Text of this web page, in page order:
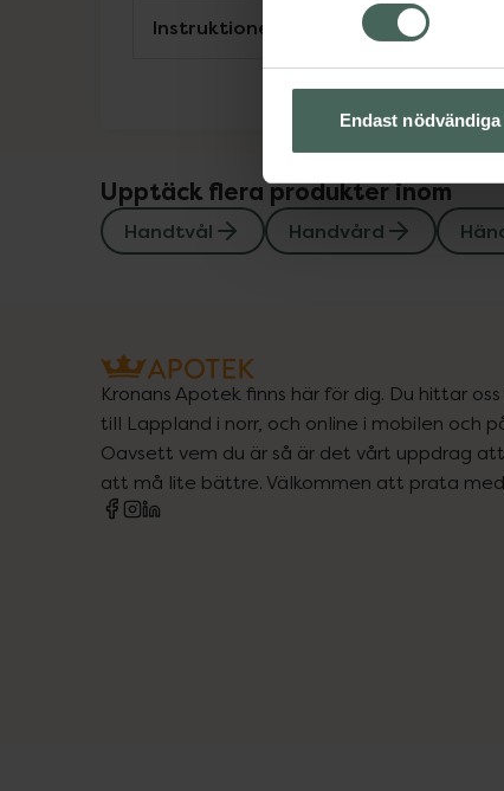
Endast
Instruktioner
Upptäck flera produkter inom
Handtvål Handvård
Kronans Apotek finns här för dig. Du hittar
till Lappland i norr, och online i mobilen och
Oavsett vem du är så är det vårt uppdrag
att må lite bättre. Välkommen att prata med